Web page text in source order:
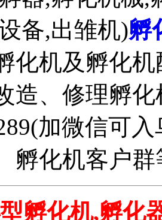
备,出雏机)孵
化机及孵化
造、修理孵
加微信可
孵化机客户
孵化机,孵化